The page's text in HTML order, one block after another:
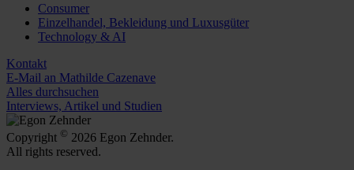
Consumer
Einzelhandel, Bekleidung und Luxusgüter
Technology & AI
Kontakt
E-Mail an Mathilde Cazenave
Alles durchsuchen
Interviews, Artikel und Studien
Copyright © 2026 Egon Zehnder.
All rights reserved.